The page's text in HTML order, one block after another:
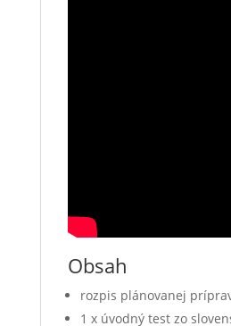
Obsah
rozpis plánovanej
1 x úvodný test zo